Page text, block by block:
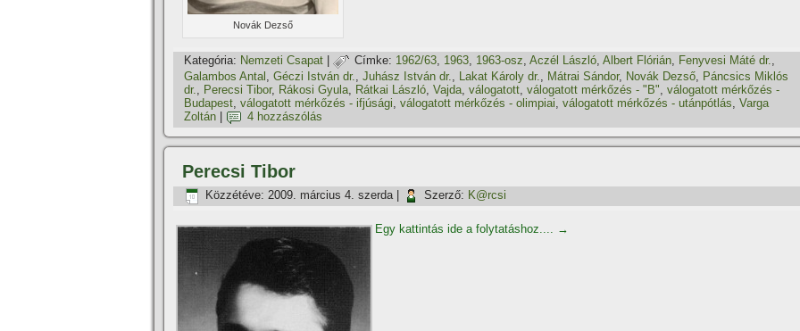
Novák Dezső
Kategória: Nemzeti Csapat Címke: 1962/63, 1963, 1963-osz, Aczél László, Albert Flórián, Fenyvesi Máté dr.,
Galambos Antal , Géczi István dr., Juhász István dr., Lakat Károly dr., Mátrai Sándor, Novák Dezső, Páncsics Miklós
dr., Perecsi Tibor, Rákosi Gyula, Rátkai László, Vajda, válogatott, válogatott mérkőzés - "B", válogatott mérkőzés -
Budapest, válogatott mérkőzés - ifjúsági, válogatott mérkőzés - olimpiai, válogatott mérkőzés - utánpótlás, Varga
Zoltán
4 hozzászólás
Perecsi Tibor
Közzétéve: 2009. március 4. szerda| Szerző: K@rcsi
Egy kattintás ide a folytatáshoz.... →